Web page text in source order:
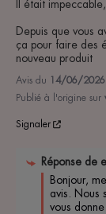
Il était
Depuis que vous
ça pour faire des
nouveau produit
Avis du 14/06/2026
Publié à l'origine sur
Signaler
Réponse de
Bonjour,
avis. Nous
vous